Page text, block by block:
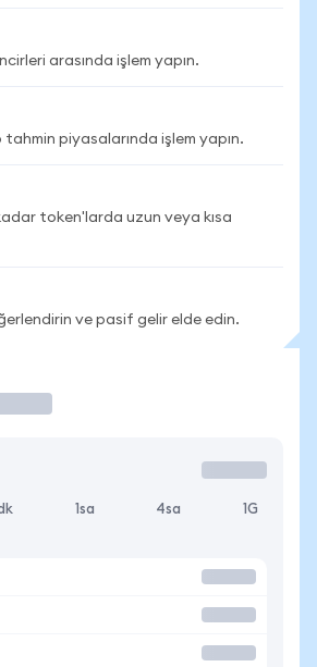
arasında işlem yapın.
tahmin piyasalarında işlem yapın.
token'larda uzun veya kısa
ve pasif gelir elde edin.
1sa 4sa 1G